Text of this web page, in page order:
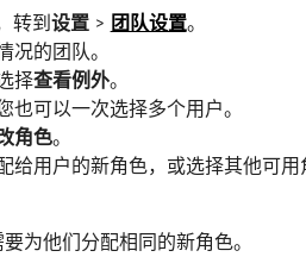
转到设置> 团队设置。
的团队。
择查看例外。
可以一次选择多个用户。
角色。
用户的新角色，或选择其他可用
为他们分配相同的新角色。